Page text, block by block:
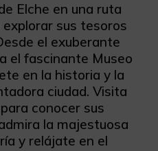
Elche en una ruta
sus tesoros
el exuberante
el fascinante Museo
en la historia y la
ciudad. Visita
conocer sus
la majestuosa
y relájate en el